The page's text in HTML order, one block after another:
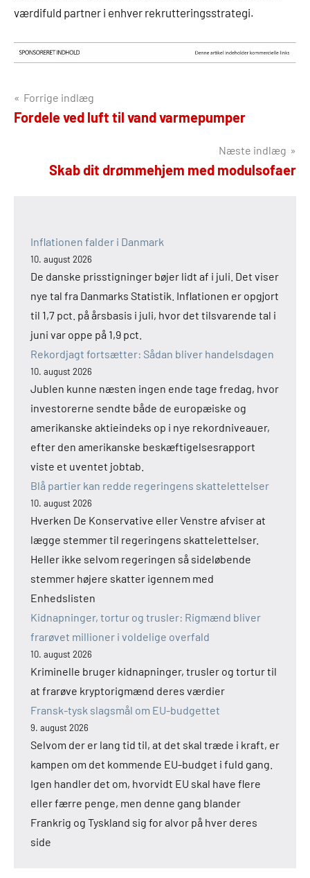
værdifuld partner i enhver rekrutteringsstrategi.
Indlægsnavigation
Forrige indlæg
Fordele ved luft til vand varmepumper
Næste indlæg
Skab dit drømmehjem med modulsofaer
Inflationen falder i Danmark
10. august 2026
De danske prisstigninger bøjer lidt af i juli. Det viser
nye tal fra Danmarks Statistik. Inflationen er opgjort
til 1,7 pct. på årsbasis i juli, hvor det tilsvarende tal i
juni var oppe på 1,9 pct.
Rekordjagt fortsætter: Sådan bliver handelsdagen
10. august 2026
Jublen kunne næsten ingen ende tage fredag, hvor
investorerne sendte både de europæiske og
amerikanske aktieindeks op i nye rekordniveauer,
efter den amerikanske beskæftigelsesrapport
viste et uventet jobtab.
Blå partier kan redde regeringens skattelettelser
10. august 2026
Hverken De Konservative eller Venstre afviser at
lægge stemmer til regeringens skattelettelser.
Heller ikke selvom regeringen så sideløbende
stemmer højere skatter igennem med
Enhedslisten
Kidnapninger, tortur og trusler: Rigmænd bliver
frarøvet millioner i voldelige overfald
10. august 2026
Kriminelle bruger kidnapninger, trusler og tortur til
at frarøve kryptorigmænd deres værdier
Fransk-tysk slagsmål om EU-budgettet
9. august 2026
Selvom der er lang tid til, at det skal træde i kraft, er
kampen om det kommende EU-budget i fuld gang.
Igen handler det om, hvorvidt EU skal have flere
eller færre penge, men denne gang blander
Frankrig og Tyskland sig for alvor på hver deres
side